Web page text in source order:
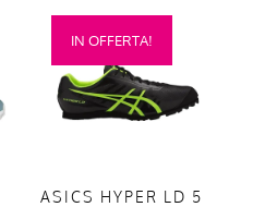
IN OFFERTA!
ASICS HYPER LD 5
Questo
prodotto
più
opzioni